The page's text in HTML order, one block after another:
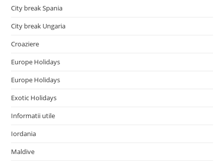
City break Spania
City break Ungaria
Croaziere
Europe Holidays
Europe Holidays
Exotic Holidays
Informatii utile
Iordania
Maldive